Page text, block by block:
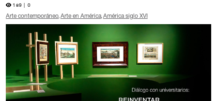
189 | 0
Arte contemporáneo Arte en América América siglo XVI